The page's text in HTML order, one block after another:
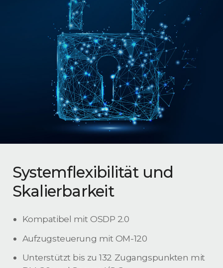
Systemflexibilität und
Skalierbarkeit
Kompatibel mit OSDP 2.0
Aufzugsteuerung mit OM-120
Unterstützt bis zu 132 Zugangspunkten mit